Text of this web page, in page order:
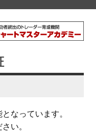
なっています。
い。